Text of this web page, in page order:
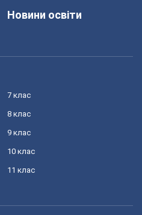
Новини освіти
7 клас
8 клас
9 клас
10 клас
11 клас